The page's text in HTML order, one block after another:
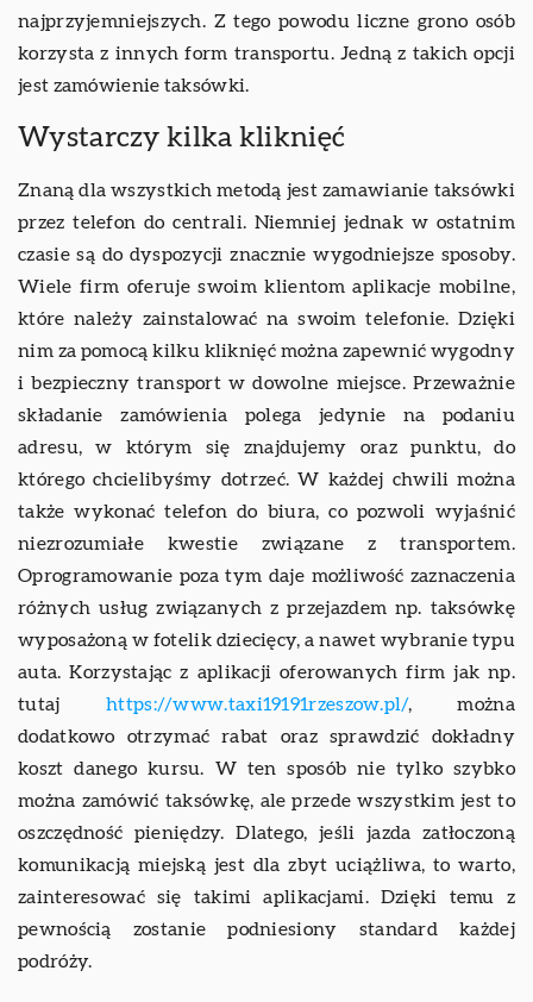
najprzyjemniejszych. Z tego powodu liczne grono osób
korzysta z innych form transportu. Jedną z takich opcji
jest zamówienie taksówki.
Wystarczy kilka kliknięć
Znaną dla wszystkich metodą jest zamawianie taksówki
przez telefon do centrali. Niemniej jednak w ostatnim
czasie są do dyspozycji znacznie wygodniejsze sposoby.
Wiele firm oferuje swoim klientom aplikacje mobilne,
które należy zainstalować na swoim telefonie. Dzięki
nim za pomocą kilku kliknięć można zapewnić wygodny
i bezpieczny transport w dowolne miejsce. Przeważnie
składanie zamówienia polega jedynie na podaniu
adresu, w którym się znajdujemy oraz punktu, do
którego chcielibyśmy dotrzeć. W każdej chwili można
także wykonać telefon do biura, co pozwoli wyjaśnić
niezrozumiałe kwestie związane z transportem.
Oprogramowanie poza tym daje możliwość zaznaczenia
różnych usług związanych z przejazdem np. taksówkę
wyposażoną w fotelik dziecięcy, a nawet wybranie typu
auta. Korzystając z aplikacji oferowanych firm jak np.
tutajhttps://www.taxi19191rzeszow.pl/, można
dodatkowo otrzymać rabat oraz sprawdzić dokładny
koszt danego kursu. W ten sposób nie tylko szybko
można zamówić taksówkę, ale przede wszystkim jest to
oszczędność pieniędzy. Dlatego, jeśli jazda zatłoczoną
komunikacją miejską jest dla zbyt uciążliwa, to warto,
zainteresować się takimi aplikacjami. Dzięki temu z
pewnością zostanie podniesiony standard każdej
podróży.